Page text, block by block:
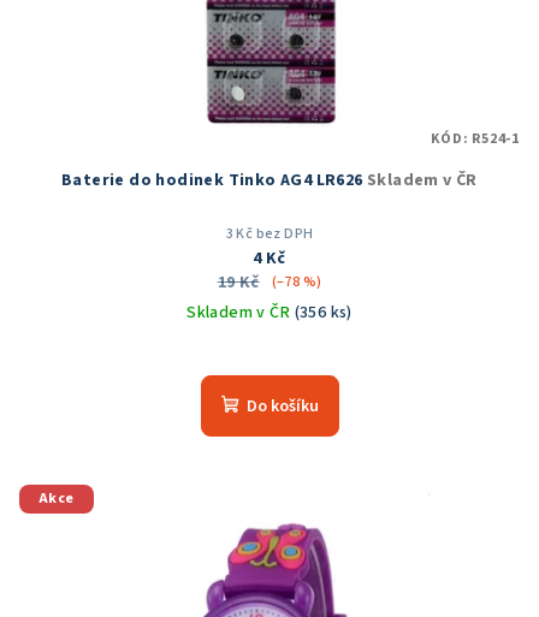
Baterie do hodinek Tinko AG4 LR626 Skladem v ČR
3 Kč bez DPH
4 Kč
19 Kč
(–78 %)
Skladem v ČR (356 ks)
hodnocení
produktu
hvězdiček.
Do košíku
KÓD: R524-1
Akce